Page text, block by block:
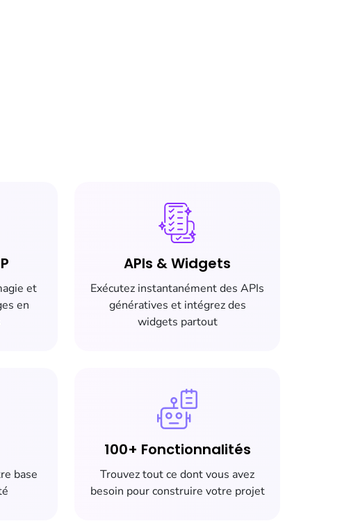
et
en
APIs & Widgets
Exécutez instantanément des APIs
génératives et intégrez des
widgets partout
base
100+ Fonctionnalités
Trouvez tout ce dont vous avez
besoin pour construire votre projet